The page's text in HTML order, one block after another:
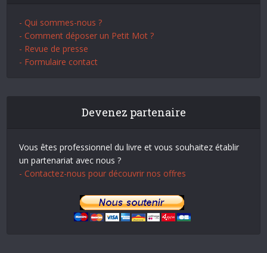
- Qui sommes-nous ?
- Comment déposer un Petit Mot ?
- Revue de presse
- Formulaire contact
Devenez partenaire
Vous êtes professionnel du livre et vous souhaitez établir
un partenariat avec nous ?
- Contactez-nous pour découvrir nos offres